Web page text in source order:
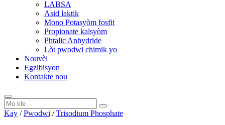
LABSA
Asid laktik
Mono Potasyòm fosfit
Propionate kalsyòm
Phtalic Anhydride
Lòt pwodwi chimik yo
Nouvèl
Egzibisyon
Kontakte nou
Kay /Pwodwi /Trisodium Phosphate